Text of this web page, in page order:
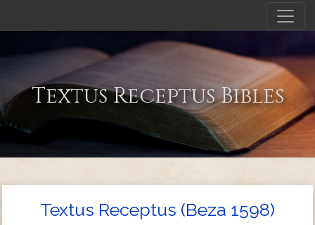
Textus Receptus Bibles
Textus Receptus (Beza 1598)